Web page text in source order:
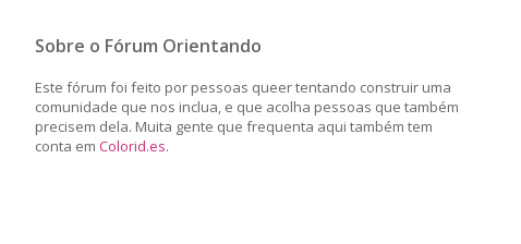
Sobre o Fórum Orientando
Este fórum foi feito por pessoas queer tentando construir uma
comunidade que nos inclua, e que acolha pessoas que também
precisem dela. Muita gente que frequenta aqui também tem
conta em Colorid.es.